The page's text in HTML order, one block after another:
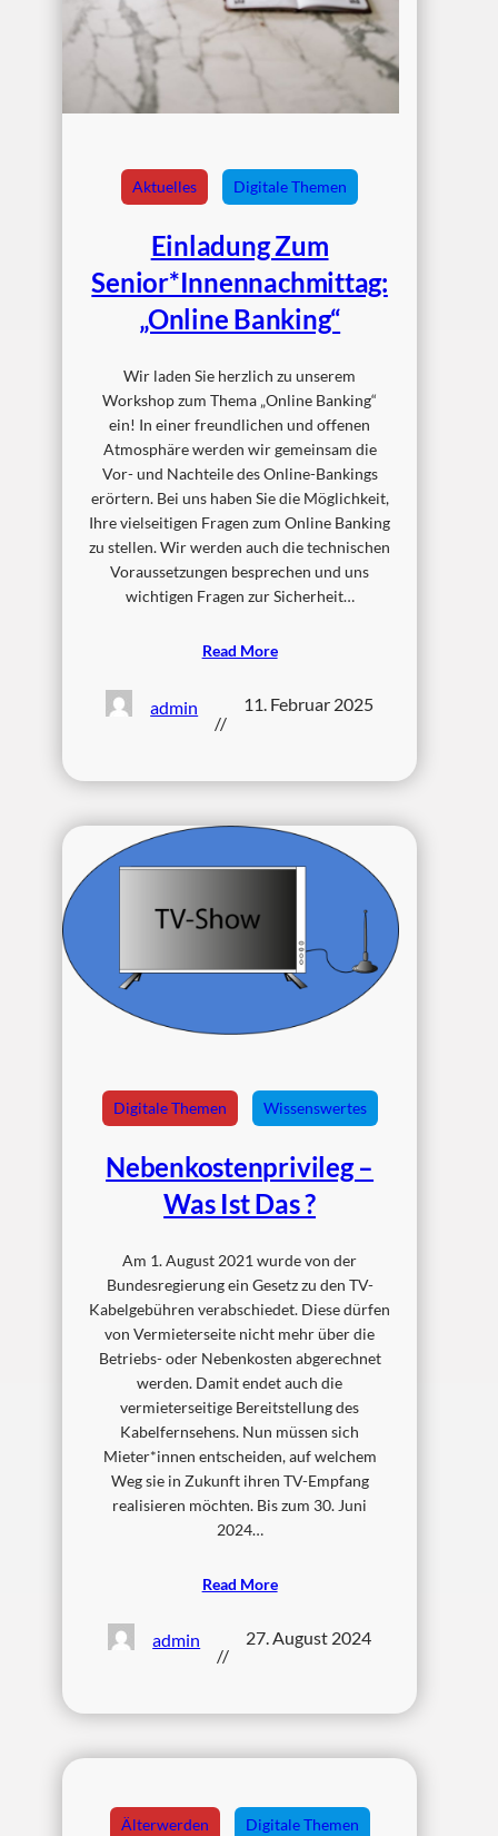
Aktuelles Digitale Themen
Einladung Zum
Senior*innennachmittag:
„Online Banking“
Wir laden Sie herzlich zu unserem
Workshop zum Thema „Online Banking“
ein! In einer freundlichen und offenen
Atmosphäre werden wir gemeinsam die
Vor- und Nachteile des Online-Bankings
erörtern. Bei uns haben Sie die Möglichkeit,
Ihre vielseitigen Fragen zum Online Banking
zu stellen. Wir werden auch die technischen
Voraussetzungen besprechen und uns
wichtigen Fragen zur Sicherheit…
Read More
admin
//
11. Februar 2025
Digitale Themen Wissenswertes
Nebenkostenprivileg –
Was Ist Das ?
Am 1. August 2021 wurde von der
Bundesregierung ein Gesetz zu den TV-
Kabelgebühren verabschiedet. Diese dürfen
von Vermieterseite nicht mehr über die
Betriebs- oder Nebenkosten abgerechnet
werden. Damit endet auch die
vermieterseitige Bereitstellung des
Kabelfernsehens. Nun müssen sich
Mieter*innen entscheiden, auf welchem
Weg sie in Zukunft ihren TV-Empfang
realisieren möchten. Bis zum 30. Juni
2024…
Read More
admin
//
27. August 2024
Älterwerden Digitale Themen